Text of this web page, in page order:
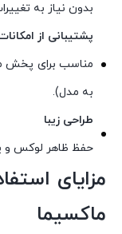
بدون نیاز به
پشتیبانی از
مناسب برای پخش
به مدل).
طراحی زیبا
حفظ ظاهر لوکس و
ماکسیما